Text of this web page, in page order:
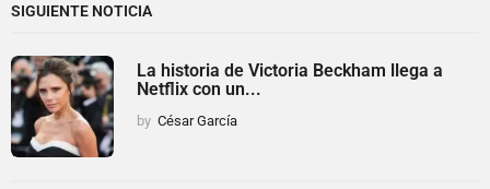
SIGUIENTE NOTICIA
La historia de Victoria Beckham llega a
Netflix con un...
by César García